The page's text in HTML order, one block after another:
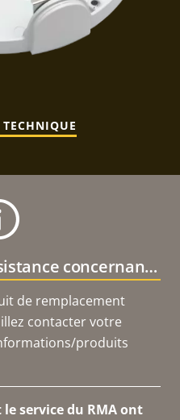
Informations sur l'assistance concernant le produit
de remplacement
contacter votre
produits
service du RMA ont